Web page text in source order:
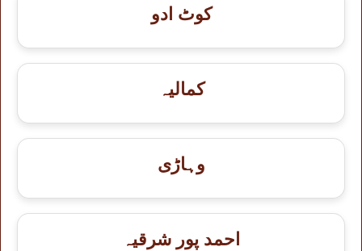
کوٹ ادو
کمالیہ
وہاڑی
احمد پور شرقیہ